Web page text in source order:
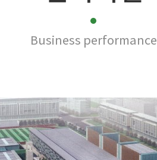
Business performance